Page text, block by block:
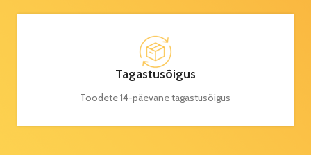
Tagastusõigus
Toodete 14-päevane tagastusõigus